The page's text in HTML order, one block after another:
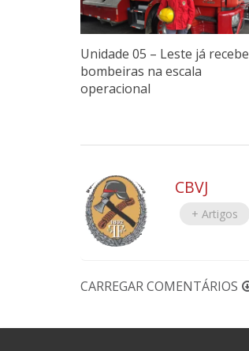
Unidade 05 – Leste já recebe
bombeiras na escala
operacional
CBVJ
+ Artigos
CARREGAR COMENTÁRIOS